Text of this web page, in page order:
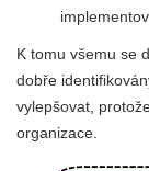
K tomu všemu se
dobře
vylepšovat,
organizace.